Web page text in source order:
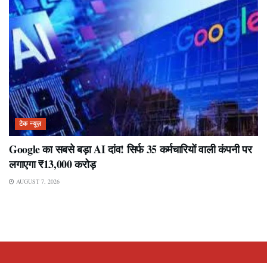
टेक न्यूज़
Google का सबसे बड़ा AI दांव! सिर्फ 35 कर्मचारियों वाली कंपनी पर
लगाएगा ₹13,000 करोड़
AUGUST 7, 2026